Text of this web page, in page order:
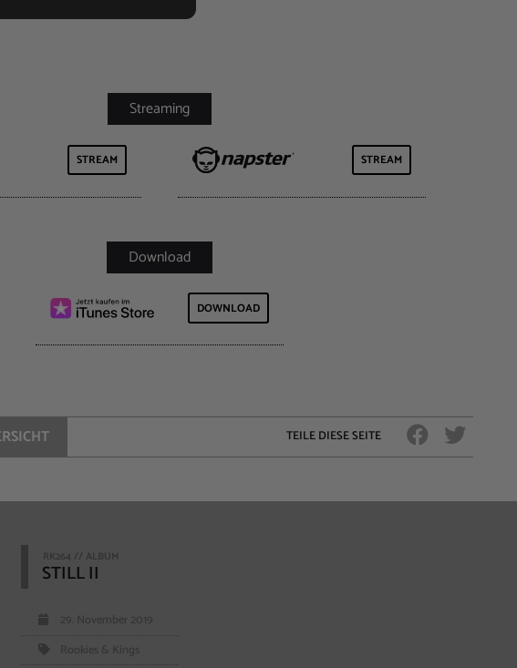
STREAM STREAM
DOWNLOAD
TEILE DIESE SEITE
RK264 // ALBUM
STILL II
29. November 2019
Rookies & Kings